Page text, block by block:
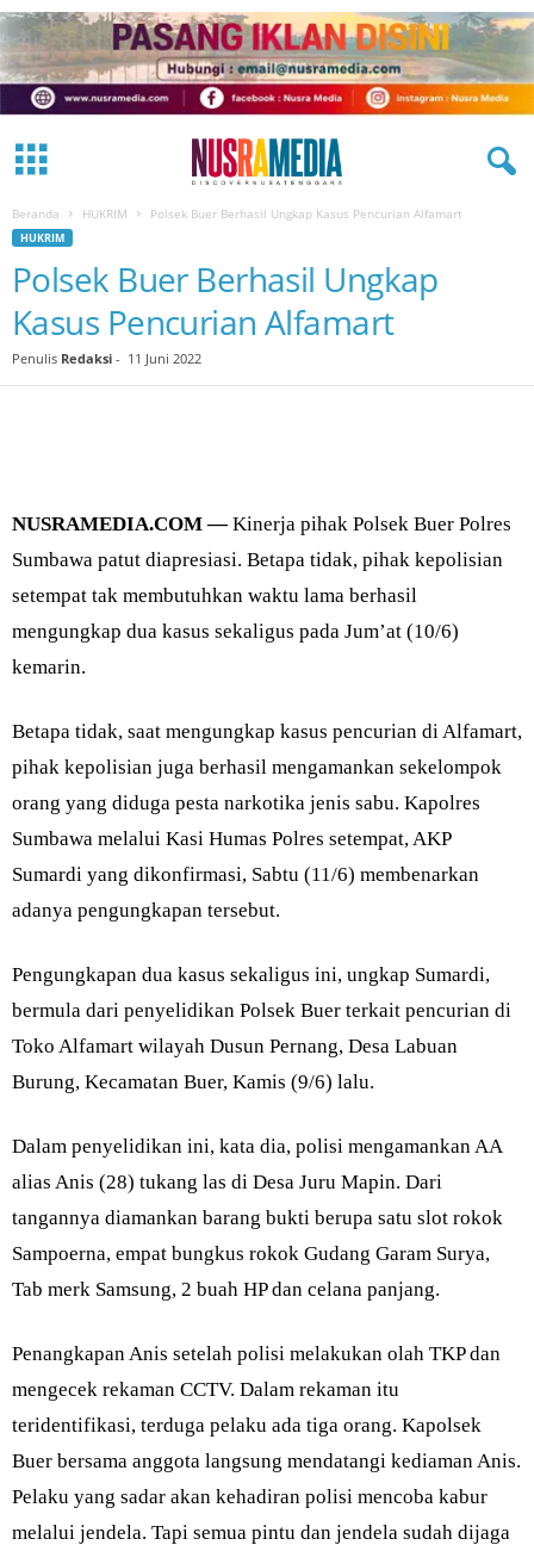
Beranda HUKRIM Polsek Buer Berhasil Ungkap Kasus Pencurian Alfamart
HUKRIM
Polsek Buer Berhasil Ungkap
Kasus Pencurian Alfamart
Penulis Redaksi - 11 Juni 2022
NUSRAMEDIA.COM —Kinerja pihak Polsek Buer Polres
Sumbawa patut diapresiasi. Betapa tidak, pihak kepolisian
setempat tak membutuhkan waktu lama berhasil
mengungkap dua kasus sekaligus pada Jum’at (10/6)
kemarin.
Betapa tidak, saat mengungkap kasus pencurian di Alfamart,
pihak kepolisian juga berhasil mengamankan sekelompok
orang yang diduga pesta narkotika jenis sabu. Kapolres
Sumbawa melalui Kasi Humas Polres setempat, AKP
Sumardi yang dikonfirmasi, Sabtu (11/6) membenarkan
adanya pengungkapan tersebut.
Pengungkapan dua kasus sekaligus ini, ungkap Sumardi,
bermula dari penyelidikan Polsek Buer terkait pencurian di
Toko Alfamart wilayah Dusun Pernang, Desa Labuan
Burung, Kecamatan Buer, Kamis (9/6) lalu.
Dalam penyelidikan ini, kata dia, polisi mengamankan AA
alias Anis (28) tukang las di Desa Juru Mapin. Dari
tangannya diamankan barang bukti berupa satu slot rokok
Sampoerna, empat bungkus rokok Gudang Garam Surya,
Tab merk Samsung, 2 buah HP dan celana panjang.
Penangkapan Anis setelah polisi melakukan olah TKP dan
mengecek rekaman CCTV. Dalam rekaman itu
teridentifikasi, terduga pelaku ada tiga orang. Kapolsek
Buer bersama anggota langsung mendatangi kediaman Anis.
Pelaku yang sadar akan kehadiran polisi mencoba kabur
melalui jendela. Tapi semua pintu dan jendela sudah dijaga